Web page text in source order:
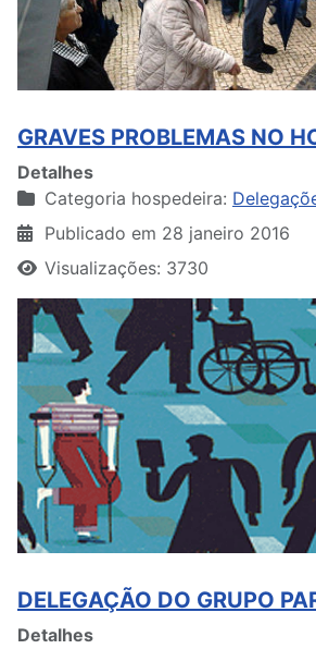
GRAVES PROBLEMAS NO
Detalhes
Categoria hospedeira:
Publicado em 28 janeiro 2016
Visualizações: 3730
DELEGAÇÃO DO GRUPO
Detalhes